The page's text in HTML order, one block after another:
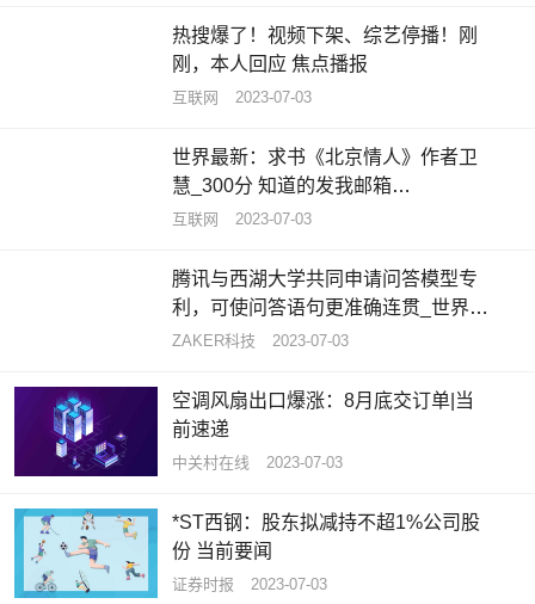
热搜爆了！视频下架、综艺停播！刚
刚，本人回应 焦点播报
互联网 2023-07-03
世界最新：求书《北京情人》作者卫
慧_300分 知道的发我邮箱
344060643拜托各位大神
互联网 2023-07-03
腾讯与西湖大学共同申请问答模型专
利，可使问答语句更准确连贯_世界热
闻
ZAKER科技 2023-07-03
空调风扇出口爆涨：8月底交订单|当
前速递
中关村在线 2023-07-03
*ST西钢：股东拟减持不超1%公司股
份 当前要闻
证券时报 2023-07-03